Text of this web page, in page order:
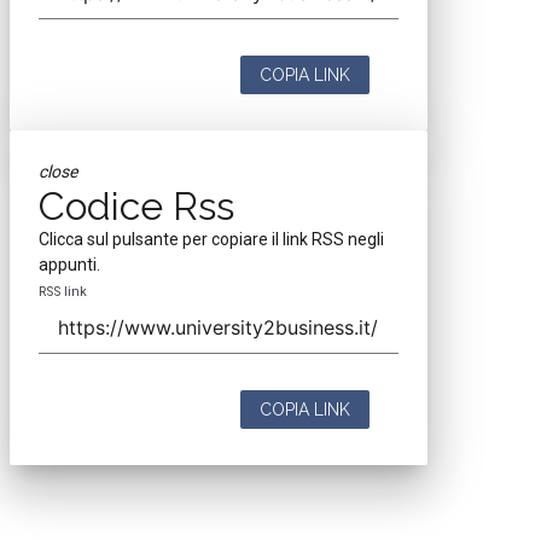
COPIA LINK
close
Codice Rss
Clicca sul pulsante per copiare il link RSS negli
appunti.
RSS link
COPIA LINK